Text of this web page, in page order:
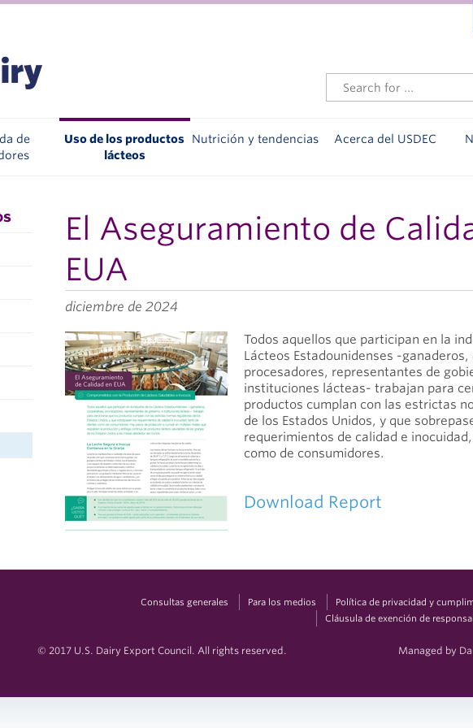
de
Uso de los productos
lácteos
Nutrición y tendencias Acerca del USDEC
El Aseguramiento de
EUA
diciembre de 2024
Todos aquellos que participan en la
Lácteos Estadounidenses -
procesadores, representantes de
instituciones lácteas- trabajan para
productos cumplan con las estrictas
de los Estados Unidos, y que
requerimientos de calidad e
como de consumidores.
Download Report
Consultas generales Para los medios
Política de privacidad y
Cláusula de exención de
© 2017 U.S. Dairy Export Council. All rights reserved. Managed by